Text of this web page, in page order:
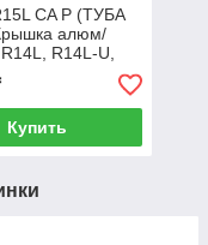
CA P (ТУБА
алюм/
R14L, R14L-U,
B, R14-F
Без
Купить